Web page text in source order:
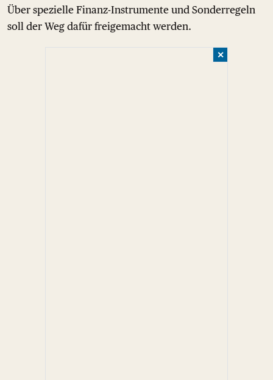
Über spezielle Finanz-Instrumente und Sonderregeln
soll der Weg dafür freigemacht werden.
✕